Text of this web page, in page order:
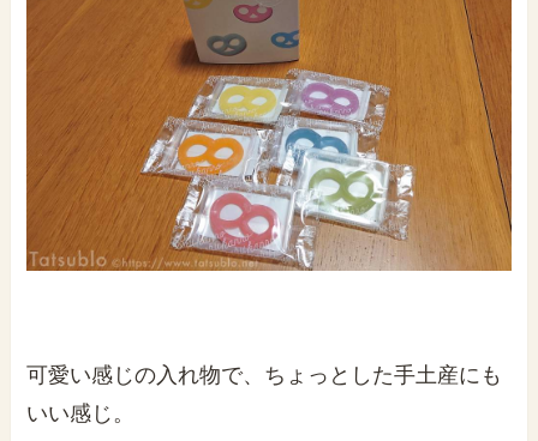
可愛い感じの入れ物で、ちょっとした手土産にも
いい感じ。